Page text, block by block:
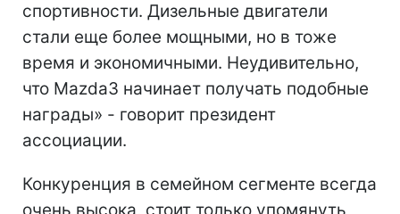
спортивности. Дизельные двигатели
стали еще более мощными, но в тоже
время и экономичными. Неудивительно,
что Mazda3 начинает получать подобные
награды» - говорит президент
ассоциации.
Конкуренция в семейном сегменте всегда